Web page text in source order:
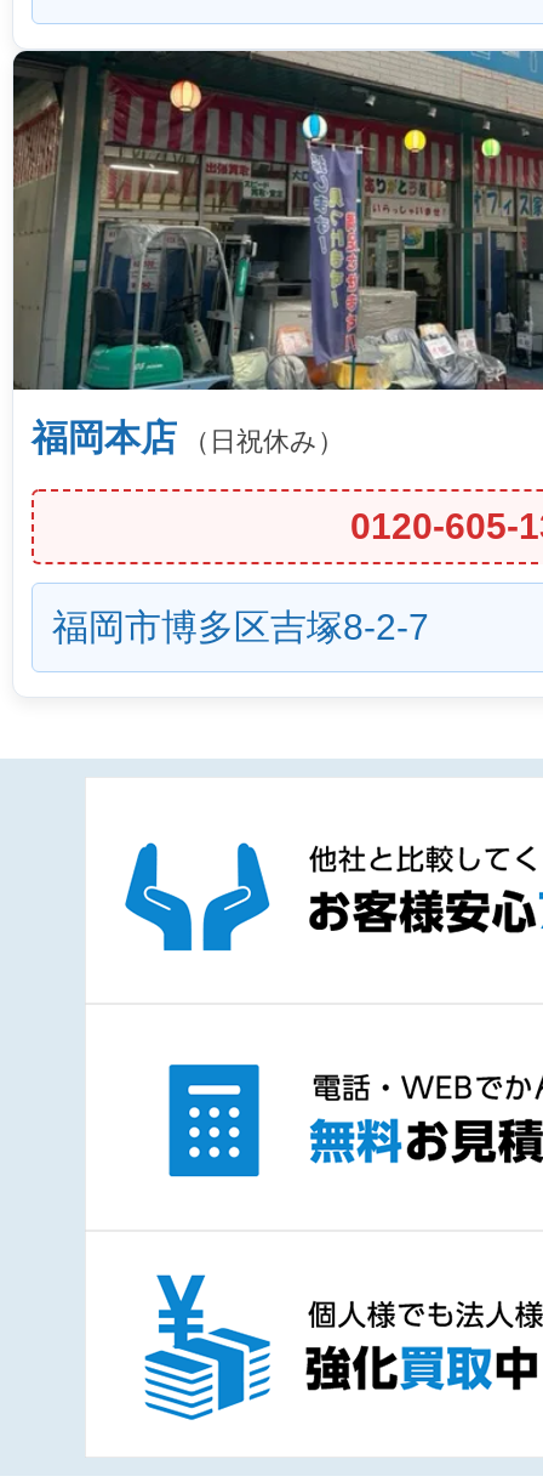
福岡本店 （日祝休み）
0120-605-
福岡市博多区吉塚8-2-7